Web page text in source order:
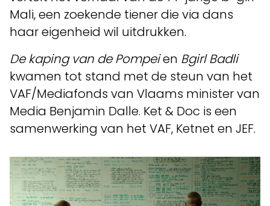
Mali, een zoekende tiener die via dans
haar eigenheid wil uitdrukken.
De kaping van de Pompeien Bgirl Badli
kwamen tot stand met de steun van het
VAF/Mediafonds van Vlaams minister van
Media Benjamin Dalle. Ket & Doc is een
samenwerking van het VAF, Ketnet en JEF.